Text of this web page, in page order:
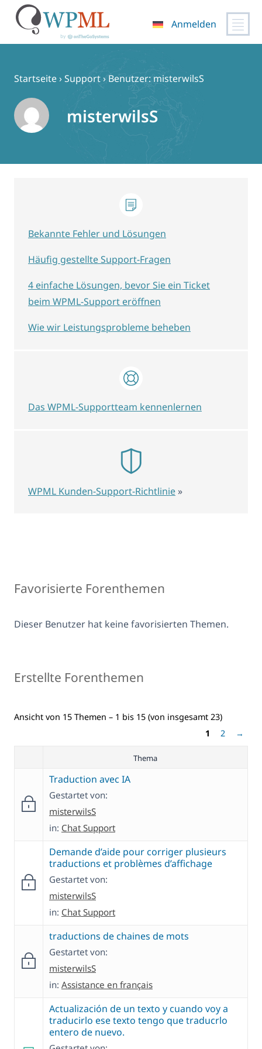
springen
Anmelden
Startseite›Support› Benutzer: misterwilsS
misterwilsS
Favorisierte Forenthemen
Dieser Benutzer hat keine favorisierten Themen.
Erstellte Forenthemen
Ansicht von 15 Themen – 1 bis 15 (von insgesamt 23)
1
2 →
Thema
Traduction avec IA
Gestartet von:
misterwilsS
in: Chat Support
Demande d’aide pour corriger plusieurs
traductions et problèmes d’affichage
Gestartet von:
misterwilsS
in: Chat Support
traductions de chaines de mots
Gestartet von:
misterwilsS
in: Assistance en français
Actualización de un texto y cuando voy a
traducirlo ese texto tengo que traducrlo
entero de nuevo.
Bekannte Fehler und Lösungen
Häufig gestellte Support-Fragen
4 einfache Lösungen, bevor Sie ein Ticket
beim WPML-Support eröffnen
Wie wir Leistungsprobleme beheben
Das WPML-Supportteam kennenlernen
WPML Kunden-Support-Richtlinie »